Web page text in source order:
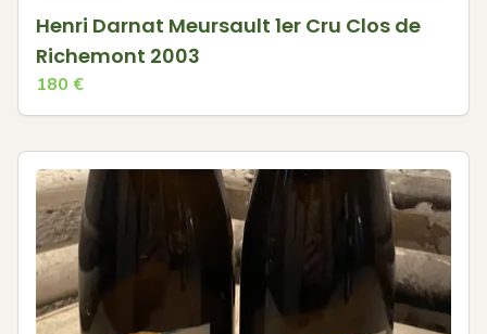
Henri Darnat Meursault 1er Cru Clos de
Richemont 2003
180 €